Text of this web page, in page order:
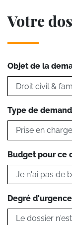
Votre
Objet de la
Type de
Budget pour ce
Degré